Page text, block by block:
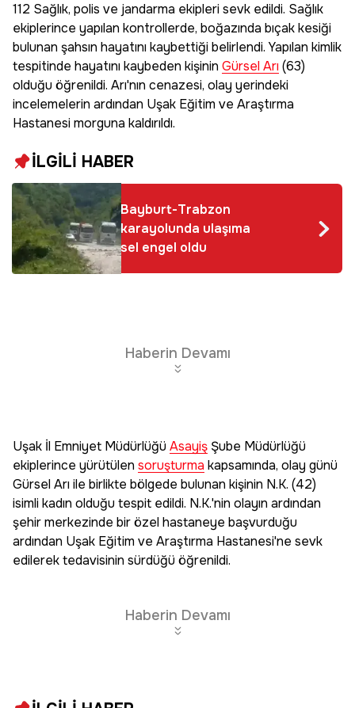
112 Sağlık, polis ve jandarma ekipleri sevk edildi. Sağlık
ekiplerince yapılan kontrollerde, boğazında bıçak kesiği
bulunan şahsın hayatını kaybettiği belirlendi. Yapılan kimlik
tespitinde hayatını kaybeden kişinin Gürsel Arı(63)
olduğu öğrenildi. Arı'nın cenazesi, olay yerindeki
incelemelerin ardından Uşak Eğitim ve Araştırma
Hastanesi morguna kaldırıldı.
İLGİLİ HABER
Bayburt-Trabzon
karayolunda ulaşıma
sel engel oldu
Haberin Devamı
Uşak İl Emniyet Müdürlüğü Asayiş Şube Müdürlüğü
ekiplerince yürütülen soruşturma kapsamında, olay günü
Gürsel Arı ile birlikte bölgede bulunan kişinin N.K. (42)
isimli kadın olduğu tespit edildi. N.K.'nin olayın ardından
şehir merkezinde bir özel hastaneye başvurduğu
ardından Uşak Eğitim ve Araştırma Hastanesi'ne sevk
edilerek tedavisinin sürdüğü öğrenildi.
Haberin Devamı